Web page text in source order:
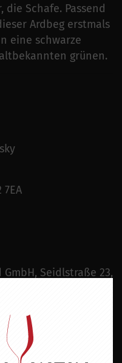
Schafe. Passend
Ardbeg erstmals
eine schwarze
grünen.
Seidlstraße 23,